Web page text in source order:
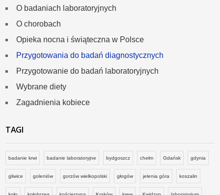
O badaniach laboratoryjnych
O chorobach
Opieka nocna i świąteczna w Polsce
Przygotowania do badań diagnostycznych
Przygotowanie do badań laboratoryjnych
Wybrane diety
Zagadnienia kobiece
TAGI
badanie krwi badanie laboratoryjne bydgoszcz chełm Gdańsk gdynia
gliwice goleniów gorzów wielkopolski głogów jelenia góra koszalin